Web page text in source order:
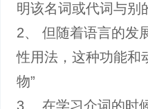
明该名词或代词与别
2、 但随着语言的发
性用法，这种功能和
物”
3、 在学习介词的时